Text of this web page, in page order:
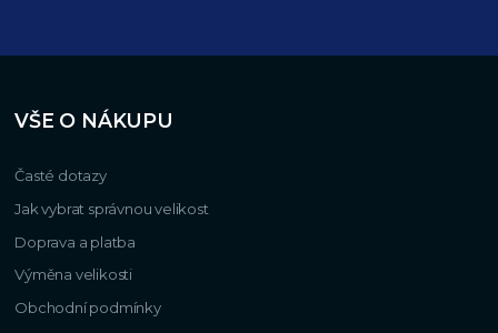
VŠE O NÁKUPU
Časté dotazy
Jak vybrat správnou velikost
Doprava a platba
Výměna velikosti
Obchodní podmínky